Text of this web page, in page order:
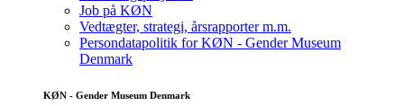
Job på KØN
Vedtægter, strategi, årsrapporter m.m.
Persondatapolitik for KØN - Gender Museum
Denmark
KØN - Gender Museum Denmark